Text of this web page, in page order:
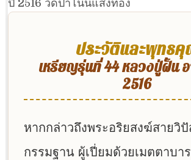
ปี 2516 วัดป่าโนนแสงทอง
ประวัติและพุทธ
เหรียญรุ่นที่ 44 หลวงปู่ฝั้น อ
2516
หากกล่าวถึงพระอริยสงฆ์สายวิ
กรรมฐาน ผู้เปี่ยมด้วยเมตตาบา